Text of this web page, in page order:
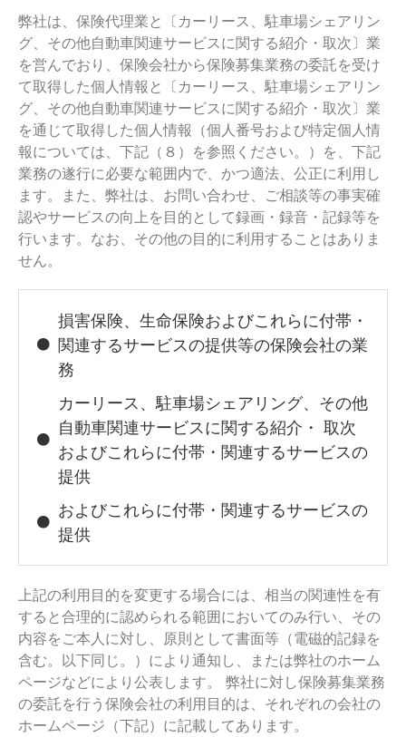
弊社は、保険代理業と〔カーリース、駐車場シェアリン
グ、その他自動車関連サービスに関する紹介・取次〕業
を営んでおり、保険会社から保険募集業務の委託を受け
て取得した個人情報と〔カーリース、駐車場シェアリン
グ、その他自動車関連サービスに関する紹介・取次〕業
を通じて取得した個人情報（個人番号および特定個人情
報については、下記（８）を参照ください。）を、下記
業務の遂行に必要な範囲内で、かつ適法、公正に利用し
ます。また、弊社は、お問い合わせ、ご相談等の事実確
認やサービスの向上を目的として録画・録音・記録等を
行います。なお、その他の目的に利用することはありま
せん。
損害保険、生命保険およびこれらに付帯・
関連するサービスの提供等の保険会社の業
務
カーリース、駐車場シェアリング、その他
自動車関連サービスに関する紹介・ 取次
およびこれらに付帯・関連するサービスの
提供
およびこれらに付帯・関連するサービスの
提供
上記の利用目的を変更する場合には、相当の関連性を有
すると合理的に認められる範囲においてのみ行い、その
内容をご本人に対し、原則として書面等（電磁的記録を
含む。以下同じ。）により通知し、または弊社のホーム
ページなどにより公表します。 弊社に対し保険募集業務
の委託を行う保険会社の利用目的は、それぞれの会社の
ホームページ（下記）に記載してあります。